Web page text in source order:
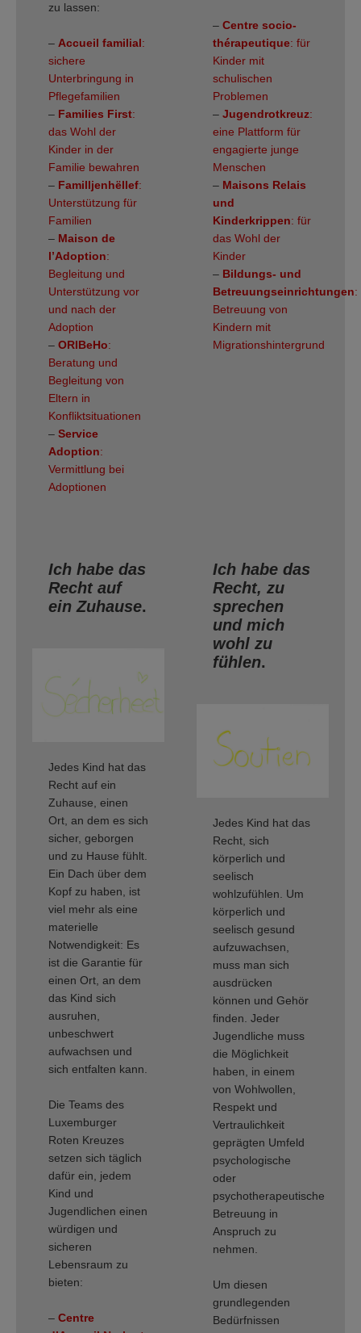
zu lassen:
– Accueil familial:
sichere
Unterbringung in
Pflegefamilien
– Families First:
das Wohl der
Kinder in der
Familie bewahren
– Familljenhëllef:
Unterstützung für
Familien
– Maison de
l’Adoption:
Begleitung und
Unterstützung vor
und nach der
Adoption
– ORIBeHo:
Beratung und
Begleitung von
Eltern in
Konfliktsituationen
– Service
Adoption:
Vermittlung bei
Adoptionen
– Centre socio-
thérapeutique: für
Kinder mit
schulischen
Problemen
– Jugendrotkreuz:
eine Plattform für
engagierte junge
Menschen
– Maisons Relais
und
Kinderkrippen: für
das Wohl der
Kinder
– Bildungs- und
Betreuungseinrichtungen:
Betreuung von
Kindern mit
Migrationshintergrund
Ich habe das
Recht auf
ein Zuhause.
Jedes Kind hat das
Recht auf ein
Zuhause, einen
Ort, an dem es sich
sicher, geborgen
und zu Hause fühlt.
Ein Dach über dem
Kopf zu haben, ist
viel mehr als eine
materielle
Notwendigkeit: Es
ist die Garantie für
einen Ort, an dem
das Kind sich
ausruhen,
unbeschwert
aufwachsen und
sich entfalten kann.
Die Teams des
Luxemburger
Roten Kreuzes
setzen sich täglich
dafür ein, jedem
Kind und
Jugendlichen einen
würdigen und
sicheren
Lebensraum zu
bieten:
– Centre
Ich habe das
Recht, zu
sprechen
und mich
wohl zu
fühlen.
Jedes Kind hat das
Recht, sich
körperlich und
seelisch
wohlzufühlen. Um
körperlich und
seelisch gesund
aufzuwachsen,
muss man sich
ausdrücken
können und Gehör
finden. Jeder
Jugendliche muss
die Möglichkeit
haben, in einem
von Wohlwollen,
Respekt und
Vertraulichkeit
geprägten Umfeld
psychologische
oder
psychotherapeutische
Betreuung in
Anspruch zu
nehmen.
Um diesen
grundlegenden
Bedürfnissen